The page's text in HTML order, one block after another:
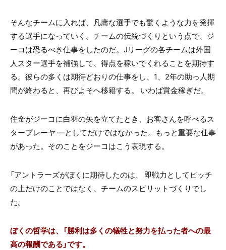
そんなチームに入れば、凡庸な選手でも驚くような力を発揮
する選手になっていく。チームの伝統づくりという点で、ジ
ーコは恐るべき仕事をしたのだ。Jリーグの各チームは外国
人スター選手を補強して、得点を稼いでくれることを期待す
る。彼らの多くは期待どおりの仕事をし、1、2年の助っ人期
問が終わると、再びよそへ移籍する。 いわば賞金稼ぎだ。
住金がジーコに白羽の矢を立てたとき、お客さんを呼べるス
タープレーヤ ―としてだけではなかった。もっと重要な仕事
があった。そのことをジーコはこう表現する。
「アントラーズがぼくに期待したのは、 即戦力としてピッチ
の上だけのことではなく、チームのスピリットづくりでし
た。
ぼくの哲学は、「勝利は多くの犠牲と努力を払った者への最
高の報酬である」です。